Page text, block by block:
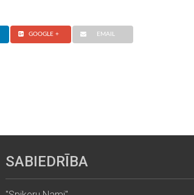
GOOGLE + EMAIL
SABIEDRĪBA